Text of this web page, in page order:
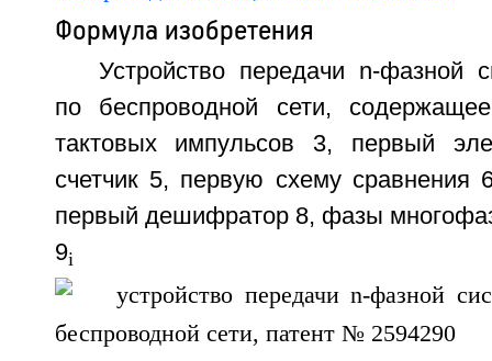
Формула изобретения
Устройство передачи n-фазной
по беспроводной сети,
тактовых импульсов 3, первый
счетчик 5, первую схему сравнения
первый дешифратор 8, фазы
9i